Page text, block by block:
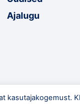
Ajalugu
kasutajakogemust.